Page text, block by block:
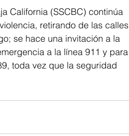
California (SSCBC) continúa
retirando de las calles
se hace una invitación a la
a la línea 911 y para
toda vez que la seguridad